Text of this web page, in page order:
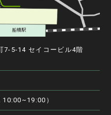
7-5-14 セイコービル4階
）